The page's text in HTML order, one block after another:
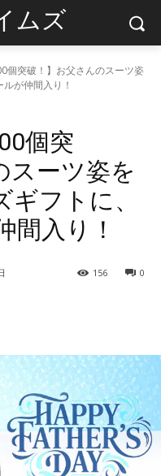
ムズ
個突破！】お父さんのスーツ姿
が仲間入り！
個突
スーツ姿を
フトに、
間入り！
0
156